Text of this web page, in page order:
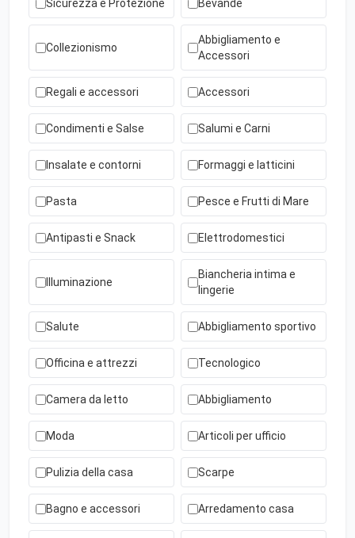
Sicurezza e Protezione Bevande
Collezionismo
Abbigliamento e
Accessori
Regali e accessori Accessori
Condimenti e Salse Salumi e Carni
Insalate e contorni Formaggi e latticini
Pasta Pesce e Frutti di Mare
Antipasti e Snack Elettrodomestici
Illuminazione
Biancheria intima e
lingerie
Salute Abbigliamento sportivo
Officina e attrezzi Tecnologico
Camera da letto Abbigliamento
Moda Articoli per ufficio
Pulizia della casa Scarpe
Bagno e accessori Arredamento casa